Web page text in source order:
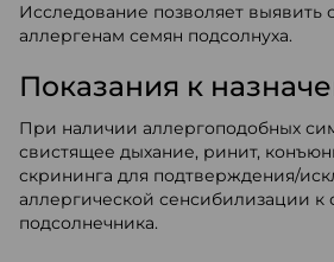
Исследование позволяет выявить
аллергенам семян подсолнуха.
Показания к
При наличии аллергоподобных
свистящее дыхание, ринит,
скрининга для подтверждения/
аллергической сенсибилизации к
подсолнечника.